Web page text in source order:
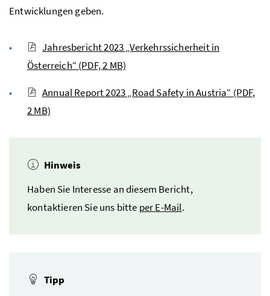
Entwicklungen geben.
​​​​​​Jahresbericht 2023 „Verkehrssicherheit in
Österreich“ (PDF, 2 MB)
Annual Report 2023 „Road Safety in Austria“ (PDF,
2 MB)
Hinweis
Haben Sie Interesse an diesem Bericht,
kontaktieren Sie uns bitte perE-Mail.
Tipp